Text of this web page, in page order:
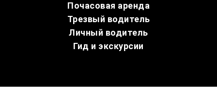
Почасовая аренда
Трезвый водитель
Личный водитель
Гид и экскурсии